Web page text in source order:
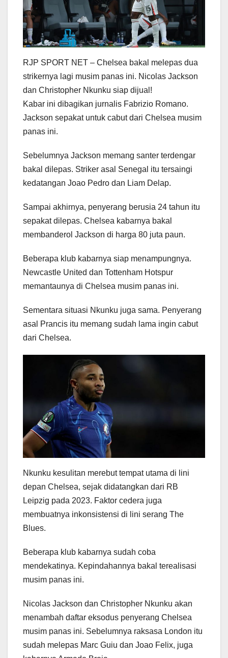
RJP SPORT NET – Chelsea bakal melepas dua
strikernya lagi musim panas ini. Nicolas Jackson
dan Christopher Nkunku siap dijual!
Kabar ini dibagikan jurnalis Fabrizio Romano.
Jackson sepakat untuk cabut dari Chelsea musim
panas ini.
Sebelumnya Jackson memang santer terdengar
bakal dilepas. Striker asal Senegal itu tersaingi
kedatangan Joao Pedro dan Liam Delap.
Sampai akhirnya, penyerang berusia 24 tahun itu
sepakat dilepas. Chelsea kabarnya bakal
membanderol Jackson di harga 80 juta paun.
Beberapa klub kabarnya siap menampungnya.
Newcastle United dan Tottenham Hotspur
memantaunya di Chelsea musim panas ini.
Sementara situasi Nkunku juga sama. Penyerang
asal Prancis itu memang sudah lama ingin cabut
dari Chelsea.
Nkunku kesulitan merebut tempat utama di lini
depan Chelsea, sejak didatangkan dari RB
Leipzig pada 2023. Faktor cedera juga
membuatnya inkonsistensi di lini serang The
Blues.
Beberapa klub kabarnya sudah coba
mendekatinya. Kepindahannya bakal terealisasi
musim panas ini.
Nicolas Jackson dan Christopher Nkunku akan
menambah daftar eksodus penyerang Chelsea
musim panas ini. Sebelumnya raksasa London itu
sudah melepas Marc Guiu dan Joao Felix, juga